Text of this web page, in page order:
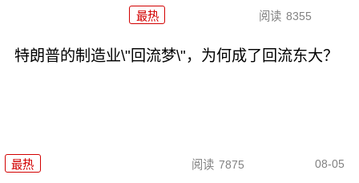
最热 阅读 8355
特朗普的制造业\"回流梦\"，为何成了回流东大？
最热 阅读 7875 08-05